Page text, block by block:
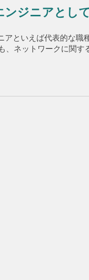
ンジニアとし
アといえば代表的な
、ネットワークに関